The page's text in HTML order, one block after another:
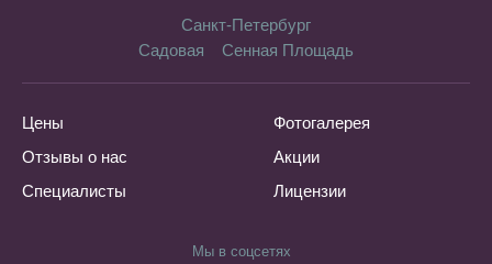
Санкт-Петербург
Садовая
Сенная Площадь
Цены
Отзывы о нас
Специалисты
Фотогалерея
Акции
Лицензии
Мы в соцсетях